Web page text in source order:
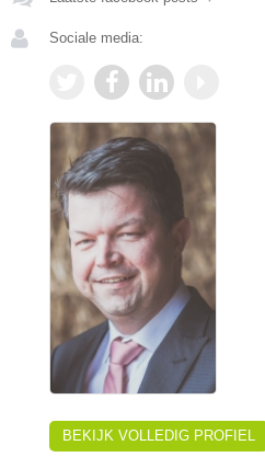
Sociale media:
BEKIJK VOLLEDIG PROFIEL